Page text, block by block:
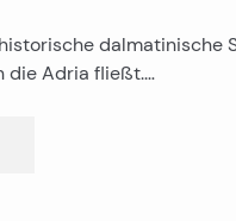
dalmatinische
die Adria fließt.
den Einwohnern der